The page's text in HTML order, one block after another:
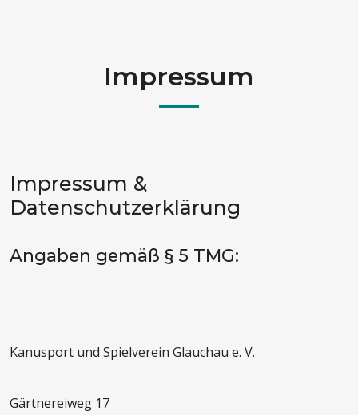
Impressum
Impressum &
Datenschutzerklärung
Angaben gemäß § 5 TMG:
Kanusport und Spielverein Glauchau e. V.
Gärtnereiweg 17